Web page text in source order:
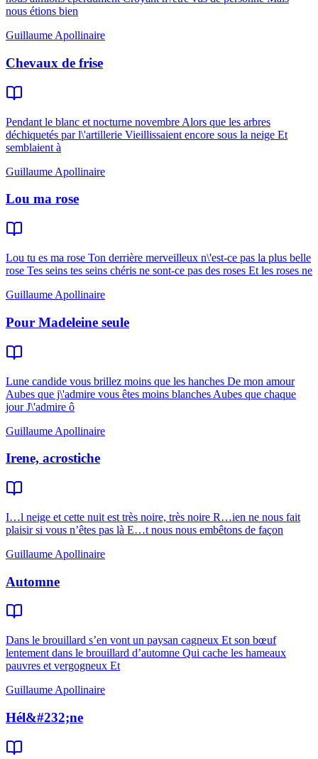
nous étions bien
Guillaume Apollinaire
Chevaux de frise
Pendant le blanc et nocturne novembre Alors que les arbres
déchiquetés par l\'artillerie Vieillissaient encore sous la neige Et
semblaient à
Guillaume Apollinaire
Lou ma rose
Lou tu es ma rose Ton derrière merveilleux n\'est-ce pas la plus belle
rose Tes seins tes seins chéris ne sont-ce pas des roses Et les roses ne
Guillaume Apollinaire
Pour Madeleine seule
Lune candide vous brillez moins que les hanches De mon amour
Aubes que j\'admire vous êtes moins blanches Aubes que chaque
jour J\'admire ô
Guillaume Apollinaire
Irene, acrostiche
I…l neige et cette nuit est très noire, très noire R…ien ne nous fait
plaisir si vous n’êtes pas là E…t nous nous embêtons de façon
Guillaume Apollinaire
Automne
Dans le brouillard s’en vont un paysan cagneux Et son bœuf
lentement dans le brouillard d’automne Qui cache les hameaux
pauvres et vergogneux Et
Guillaume Apollinaire
Hél&#232;ne